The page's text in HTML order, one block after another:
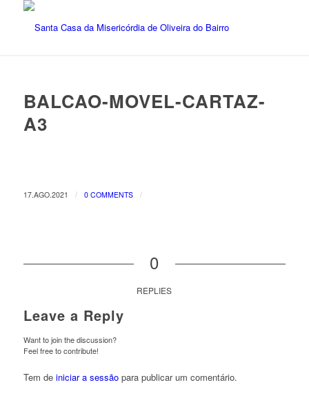
BALCAO-MOVEL-CARTAZ-
A3
17.AGO.2021 / 0 COMMENTS /
0
REPLIES
Leave a Reply
Want to join the discussion?
Feel free to contribute!
Tem de iniciar a sessãopara publicar um comentário.